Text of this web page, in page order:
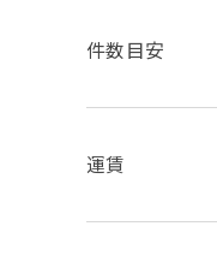
件数目安
運賃